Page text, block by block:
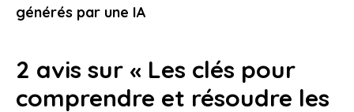
6 juin 2026
générés par une IA
2 avis sur « Les clés pour
comprendre et résoudre les